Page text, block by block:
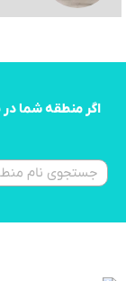
اگر منطقه شما